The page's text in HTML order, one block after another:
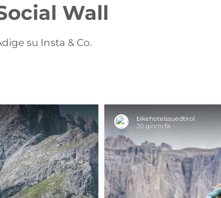
Wall
su Insta & Co.
bikehotelssuedtirol
20 giorni fa